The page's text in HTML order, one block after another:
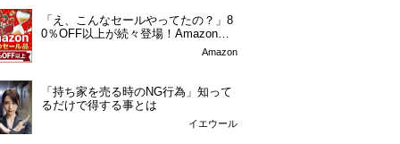
「え、こんなセールやってたの？」8
0％OFF以上が続々登場！Amazonの
Amazon
「持ち家を売る時のNG行為」知って
るだけで得する事とは
イエウール